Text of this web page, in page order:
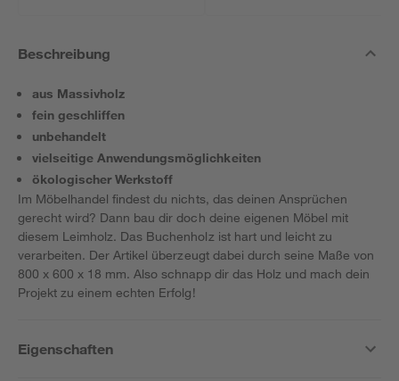
Beschreibung
aus Massivholz
fein geschliffen
unbehandelt
vielseitige Anwendungsmöglichkeiten
ökologischer Werkstoff
Im Möbelhandel findest du nichts, das deinen Ansprüchen
gerecht wird? Dann bau dir doch deine eigenen Möbel mit
diesem Leimholz. Das Buchenholz ist hart und leicht zu
verarbeiten. Der Artikel überzeugt dabei durch seine Maße von
800 x 600 x 18 mm. Also schnapp dir das Holz und mach dein
Projekt zu einem echten Erfolg!
Eigenschaften